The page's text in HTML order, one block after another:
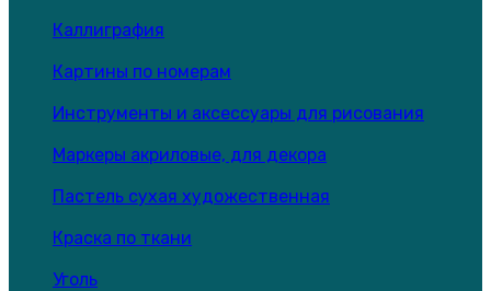
Каллиграфия
Картины по номерам
Инструменты и аксессуары для рисования
Маркеры акриловые, для декора
Пастель сухая художественная
Краска по ткани
Уголь